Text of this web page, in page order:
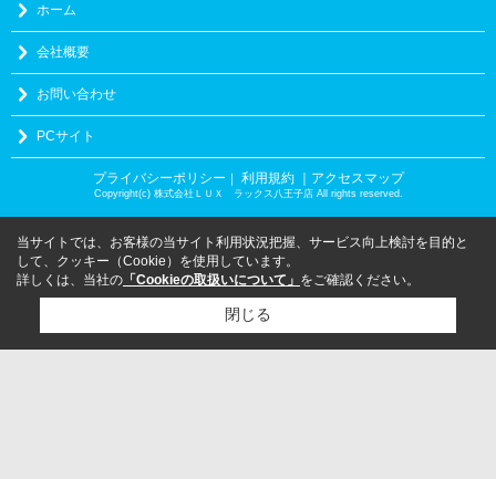
ホーム
会社概要
お問い合わせ
PCサイト
プライバシーポリシー ｜ 利用規約 ｜アクセスマップ
Copyright(c) 株式会社ＬＵＸ ラックス八王子店 All rights reserved.
当サイトでは、お客様の当サイト利用状況把握、サービス向上検討を目的と
して、クッキー（Cookie）を使用しています。
詳しくは、当社の 「Cookieの取扱いについて」 をご確認ください。
閉じる